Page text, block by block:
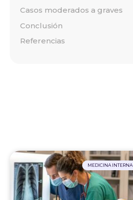
Casos moderados a graves
Conclusión
Referencias
MEDICINA INTERNA